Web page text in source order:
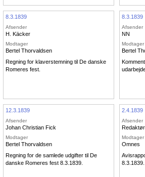
8.3.1839
Afsender
H. Käcker
Modtager
Bertel Thorvaldsen
Regning for klaverstemning til De danske
Romeres fest.
8.3.1839
Afsender
NN
Modtager
Bertel
12.3.1839
Afsender
Johan Christian Fick
Modtager
Bertel Thorvaldsen
Regning for de samlede udgifter til De
danske Romeres fest 8.3.1839.
2.4.1839
Afsender
Modtager
Omnes
8.3.1839.